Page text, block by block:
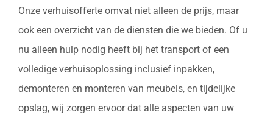
Onze verhuisofferte omvat niet alleen de prijs, maar
ook een overzicht van de diensten die we bieden. Of u
nu alleen hulp nodig heeft bij het transport of een
volledige verhuisoplossing inclusief inpakken,
demonteren en monteren van meubels, en tijdelijke
opslag, wij zorgen ervoor dat alle aspecten van uw